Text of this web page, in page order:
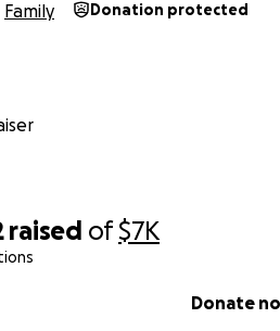
raised of$7K
Donate
Family Donation protected